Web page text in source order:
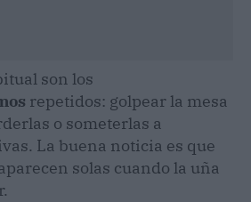
son los
repetidos: golpear la mesa
o someterlas a
La buena noticia es que
solas cuando la uña